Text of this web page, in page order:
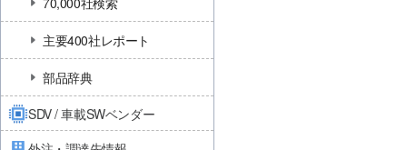
主要400社レポート
部品辞典
SDV / 車載SWベンダー